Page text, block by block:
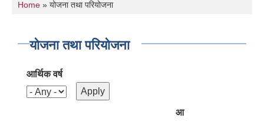
You are here
Home » योजना तथा परियोजना
योजना तथा परियोजना
आर्थिक वर्ष
आ